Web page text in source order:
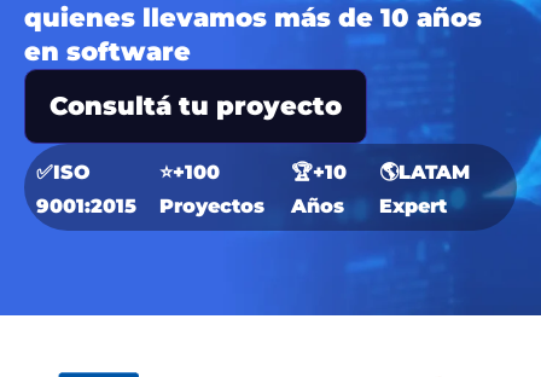
quienes llevamos más de 10 años
en software
Consultá tu proyecto
✅ISO
9001:2015
⭐+100
Proyectos
🏆+10
Años
🌎LATAM
Expert